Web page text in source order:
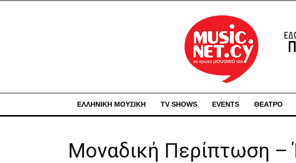
ΕΛΛΗΝΙΚΗ ΜΟΥΣΙΚΗ TV SHOWS EVENTS ΘΕΑΤΡΟ
Μοναδική Περίπτωση –